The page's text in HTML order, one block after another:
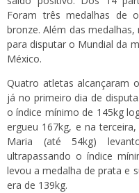
Foram três medalhas de
bronze. Além das
para disputar o Mundial da
México.
Quatro atletas alcançaram
já no primeiro dia de
o índice mínimo de 145kg
ergueu 167kg, e na
Maria (até 54kg)
ultrapassando o índice
levou a medalha de prata e
era de 139kg.